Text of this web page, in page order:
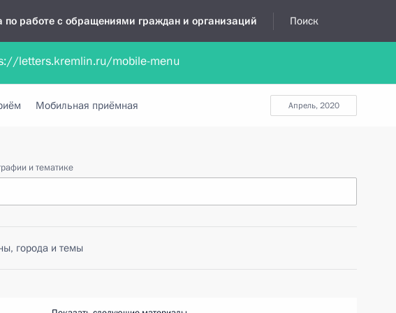
по работе с обращениями граждан и организаций Поиск
документа Обратиться в устной форме
апрель, 2020
Мобильная приёмная
и тематике
города и темы
letters.kremlin.ru/mobile-menu